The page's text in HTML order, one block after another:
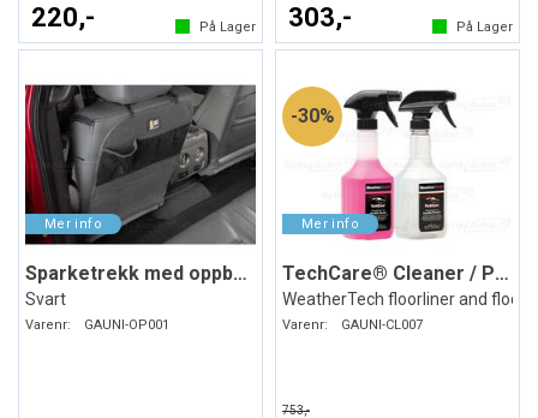
220,- På Lager 303,- På Lager
Sparketrekk med oppbevaring
Svart
Varenr: GAUNI-OP001
30%
TechCare® Cleaner / Protector
WeatherTech floorliner and
Varenr: GAUNI-CL007
753,-